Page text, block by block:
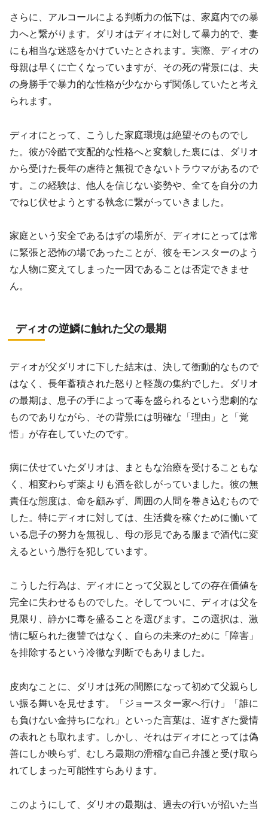
さらに、アルコールによる判断力の低下は、家庭内での暴
力へと繋がります。ダリオはディオに対して暴力的で、妻
にも相当な迷惑をかけていたとされます。実際、ディオの
母親は早くに亡くなっていますが、その死の背景には、夫
の身勝手で暴力的な性格が少なからず関係していたと考え
られます。
ディオにとって、こうした家庭環境は絶望そのものでし
た。彼が冷酷で支配的な性格へと変貌した裏には、ダリオ
から受けた長年の虐待と無視できないトラウマがあるので
す。この経験は、他人を信じない姿勢や、全てを自分の力
でねじ伏せようとする執念に繋がっていきました。
家庭という安全であるはずの場所が、ディオにとっては常
に緊張と恐怖の場であったことが、彼をモンスターのよう
な人物に変えてしまった一因であることは否定できませ
ん。
ディオの逆鱗に触れた父の最期
ディオが父ダリオに下した結末は、決して衝動的なもので
はなく、長年蓄積された怒りと軽蔑の集約でした。ダリオ
の最期は、息子の手によって毒を盛られるという悲劇的な
ものでありながら、その背景には明確な「理由」と「覚
悟」が存在していたのです。
病に伏せていたダリオは、まともな治療を受けることもな
く、相変わらず薬よりも酒を欲しがっていました。彼の無
責任な態度は、命を顧みず、周囲の人間を巻き込むもので
した。特にディオに対しては、生活費を稼ぐために働いて
いる息子の努力を無視し、母の形見である服まで酒代に変
えるという愚行を犯しています。
こうした行為は、ディオにとって父親としての存在価値を
完全に失わせるものでした。そしてついに、ディオは父を
見限り、静かに毒を盛ることを選びます。この選択は、激
情に駆られた復讐ではなく、自らの未来のために「障害」
を排除するという冷徹な判断でもありました。
皮肉なことに、ダリオは死の間際になって初めて父親らし
い振る舞いを見せます。「ジョースター家へ行け」「誰に
も負けない金持ちになれ」といった言葉は、遅すぎた愛情
の表れとも取れます。しかし、それはディオにとっては偽
善にしか映らず、むしろ最期の滑稽な自己弁護と受け取ら
れてしまった可能性すらあります。
このようにして、ダリオの最期は、過去の行いが招いた当